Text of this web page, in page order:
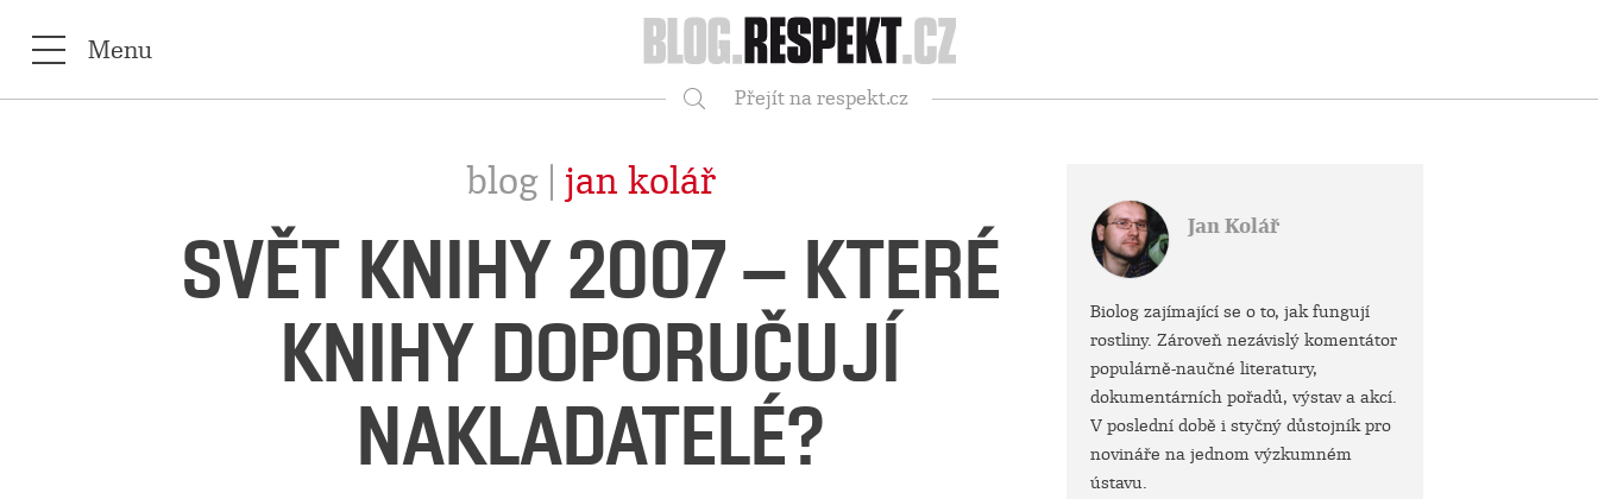
Respekt
Menu
Přejít na respekt.cz
blog | jan kolář
SVĚT KNIHY 2007 – KTERÉ
KNIHY DOPORUČUJÍ
NAKLADATELÉ?
Jan Kolář
Biolog zajímající se o to, jak fungují
rostliny. Zároveň nezávislý komentátor
populárně-naučné literatury,
dokumentárních pořadů, výstav a akcí.
V poslední době i styčný důstojník pro
novináře na jednom výzkumném
ústavu.